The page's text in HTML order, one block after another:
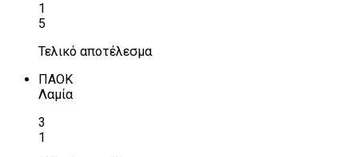
1
5
Τελικό αποτέλεσμα
ΠΑΟΚ
Λαμία
3
1